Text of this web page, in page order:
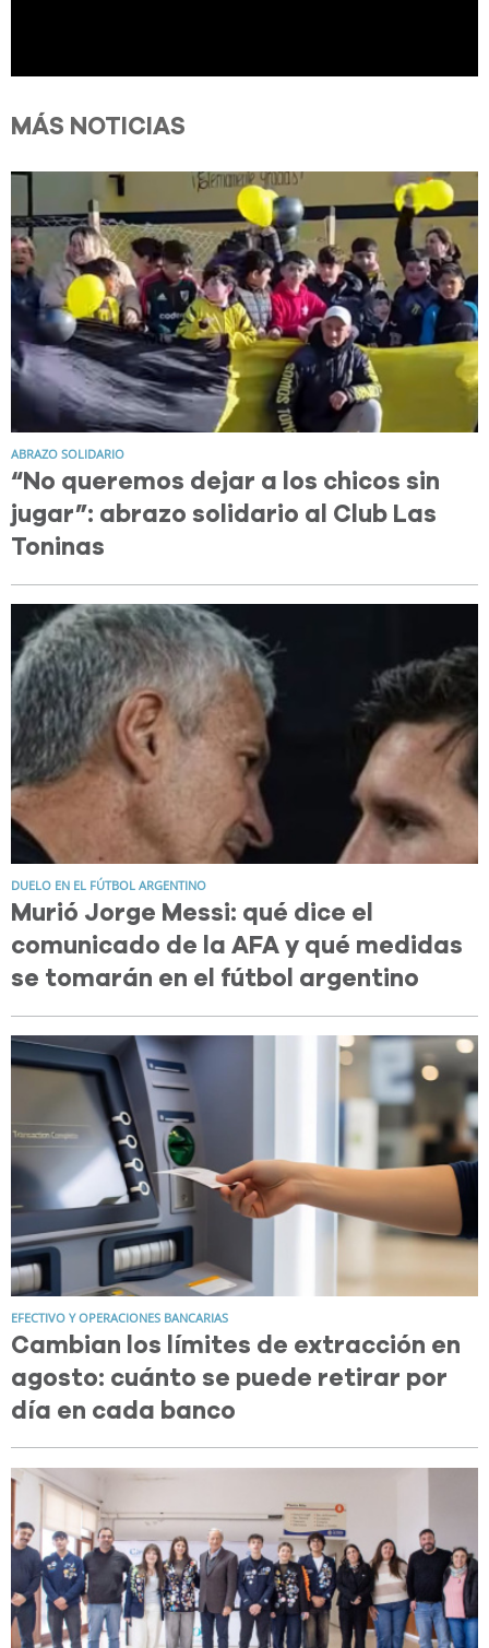
MÁS NOTICIAS
ABRAZO SOLIDARIO
“No queremos dejar a los chicos sin
jugar”: abrazo solidario al Club Las
Toninas
DUELO EN EL FÚTBOL ARGENTINO
Murió Jorge Messi: qué dice el
comunicado de la AFA y qué medidas
se tomarán en el fútbol argentino
EFECTIVO Y OPERACIONES BANCARIAS
Cambian los límites de extracción en
agosto: cuánto se puede retirar por
día en cada banco